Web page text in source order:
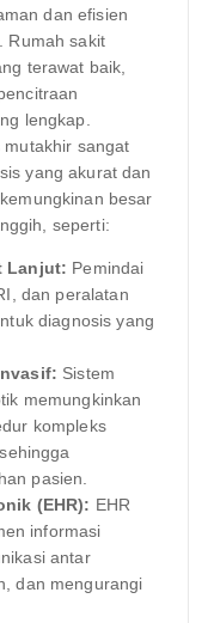
dan efisien
Rumah sakit
terawat baik,
lengkap.
mutakhir sangat
yang akurat dan
besar
seperti:
Lanjut: Pemindai
dan peralatan
diagnosis yang
Sistem
memungkinkan
kompleks
pasien.
(EHR): EHR
informasi
antar
dan mengurangi